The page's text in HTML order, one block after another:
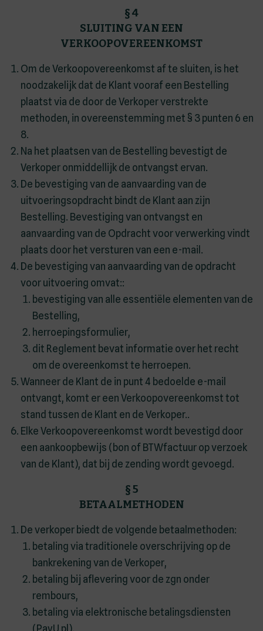
§ 4
SLUITING VAN EEN
VERKOOPOVEREENKOMST
Om de Verkoopovereenkomst af te sluiten, is het
noodzakelijk dat de Klant vooraf een Bestelling
plaatst via de door de Verkoper verstrekte
methoden, in overeenstemming met § 3 punten 6 en
8.
Na het plaatsen van de Bestelling bevestigt de
Verkoper onmiddellijk de ontvangst ervan.
De bevestiging van de aanvaarding van de
uitvoeringsopdracht bindt de Klant aan zijn
Bestelling. Bevestiging van ontvangst en
aanvaarding van de Opdracht voor verwerking vindt
plaats door het versturen van een e-mail.
De bevestiging van aanvaarding van de opdracht
voor uitvoering omvat::
bevestiging van alle essentiële elementen van de
Bestelling,
herroepingsformulier,
dit Reglement bevat informatie over het recht
om de overeenkomst te herroepen.
Wanneer de Klant de in punt 4 bedoelde e-mail
ontvangt, komt er een Verkoopovereenkomst tot
stand tussen de Klant en de Verkoper..
Elke Verkoopovereenkomst wordt bevestigd door
een aankoopbewijs (bon of BTWfactuur op verzoek
van de Klant), dat bij de zending wordt gevoegd.
§ 5
BETAALMETHODEN
De verkoper biedt de volgende betaalmethoden:
betaling via traditionele overschrijving op de
bankrekening van de Verkoper,
betaling bij aflevering voor de zgn onder
rembours,
betaling via elektronische betalingsdiensten